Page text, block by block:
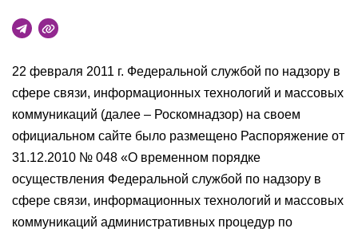
22 февраля 2011 г. Федеральной службой по надзору в
сфере связи, информационных технологий и массовых
коммуникаций (далее – Роскомнадзор) на своем
официальном сайте было размещено Распоряжение от
31.12.2010 № 048 «О временном порядке
осуществления Федеральной службой по надзору в
сфере связи, информационных технологий и массовых
коммуникаций административных процедур по